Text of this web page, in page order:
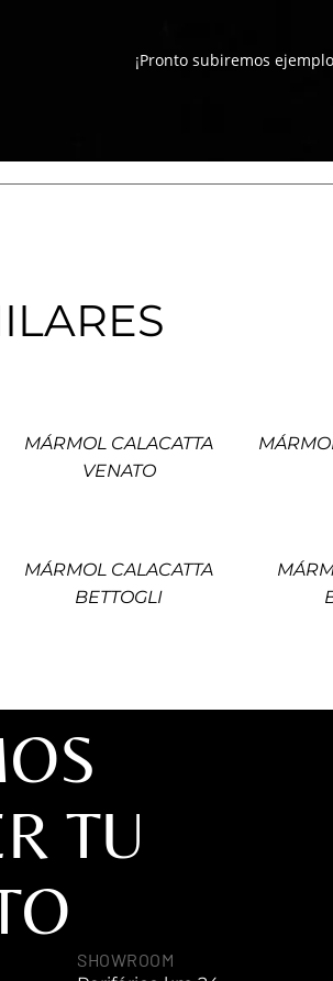
¡Pronto subiremos
MÁRMOL CALACATTA
VENATO
MÁRMOL CALACATTA
BETTOGLI
TU
SHOWROOM